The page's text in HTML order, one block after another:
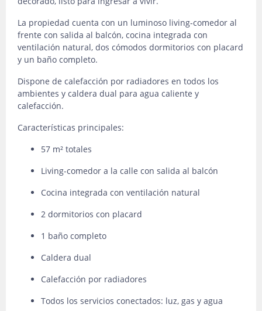
La propiedad cuenta con un luminoso living-comedor al
frente con salida al balcón, cocina integrada con
ventilación natural, dos cómodos dormitorios con placard
y un baño completo.
Dispone de calefacción por radiadores en todos los
ambientes y caldera dual para agua caliente y
calefacción.
Características principales:
57 m² totales
Living-comedor a la calle con salida al balcón
Cocina integrada con ventilación natural
2 dormitorios con placard
1 baño completo
Caldera dual
Calefacción por radiadores
Todos los servicios conectados: luz, gas y agua